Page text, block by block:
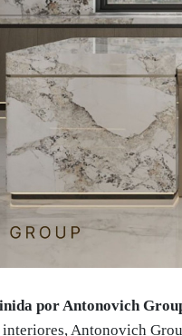
por Antonovich
Antonovich